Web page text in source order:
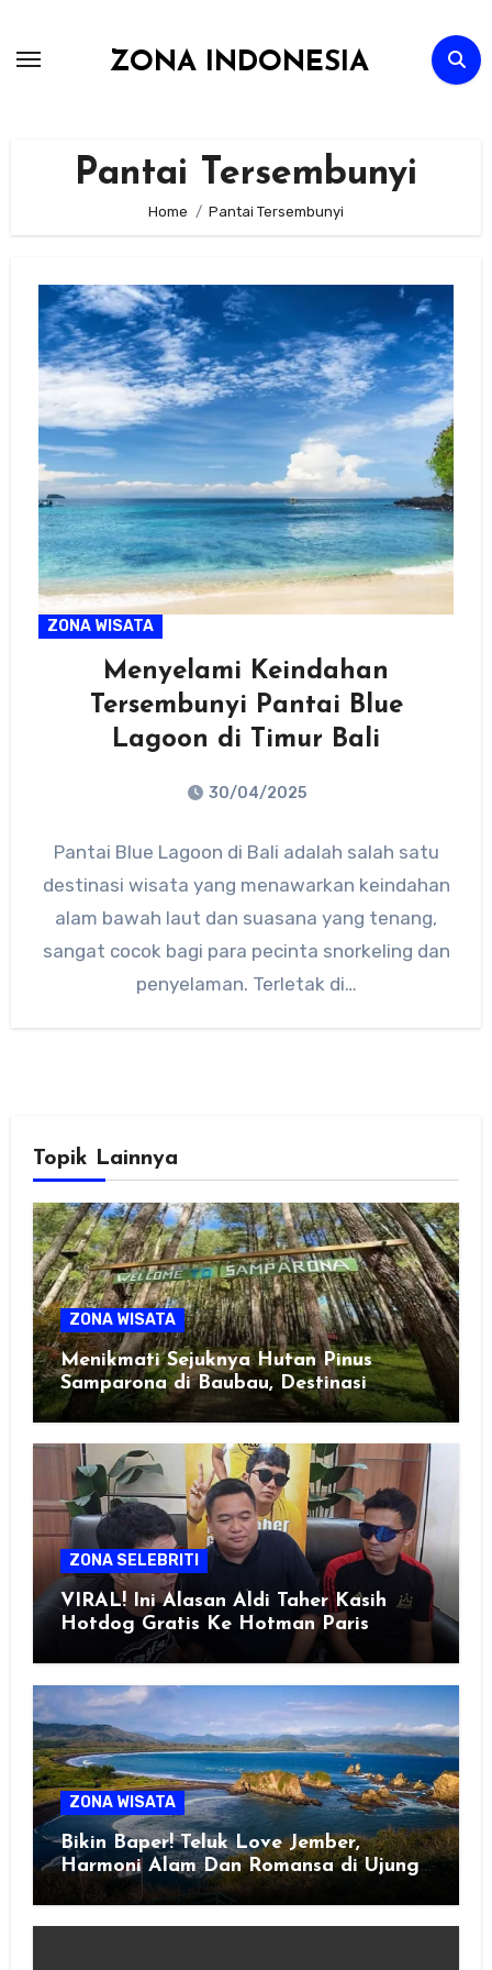
ZONA INDONESIA
Pantai Tersembunyi
Home Pantai Tersembunyi
ZONA WISATA
Menyelami Keindahan
Tersembunyi Pantai Blue
Lagoon di Timur Bali
30/04/2025
Comments
Pantai Blue Lagoon di Bali adalah salah satu
destinasi wisata yang menawarkan keindahan
alam bawah laut dan suasana yang tenang,
sangat cocok bagi para pecinta snorkeling dan
penyelaman. Terletak di…
Topik Lainnya
ZONA WISATA
Menikmati Sejuknya Hutan Pinus
Samparona di Baubau, Destinasi
Healing Favorit!
ZONA SELEBRITI
VIRAL! Ini Alasan Aldi Taher Kasih
Hotdog Gratis Ke Hotman Paris
ZONA WISATA
Bikin Baper! Teluk Love Jember,
Harmoni Alam Dan Romansa di Ujung
Selatan Jawa